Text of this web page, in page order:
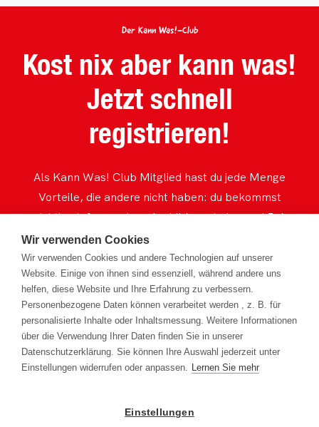
Der Kann Was!-Club
Kost nix aber kann was!
Jetzt schnell
registrieren!
Als Kann Was! Club Mitglied hast du jede Menge
Vorteile, die andere nicht haben: du bekommst
wichtige Infos rund um Ausbildung, Lehre und Job
immer zuerst, kannst an spannenden Exkursionen,
fetten Gewinnspielen, Events und Projekten
teilnehmen. Und das völlig umsonst! Also, worauf
wartest du noch?
Jetzt mitmachen
Datenschutzerklärung
Wir verwenden Cookies
Wir verwenden Cookies und andere Technologien auf unserer
Website. Einige von ihnen sind essenziell, während andere uns
helfen, diese Website und Ihre Erfahrung zu verbessern.
Personenbezogene Daten können verarbeitet werden , z. B. für
personalisierte Inhalte oder Inhaltsmessung. Weitere Informationen
über die Verwendung Ihrer Daten finden Sie in unserer
Datenschutzerklärung. Sie können Ihre Auswahl jederzeit unter
Einstellungen widerrufen oder anpassen. Lernen Sie mehr
Einstellungen